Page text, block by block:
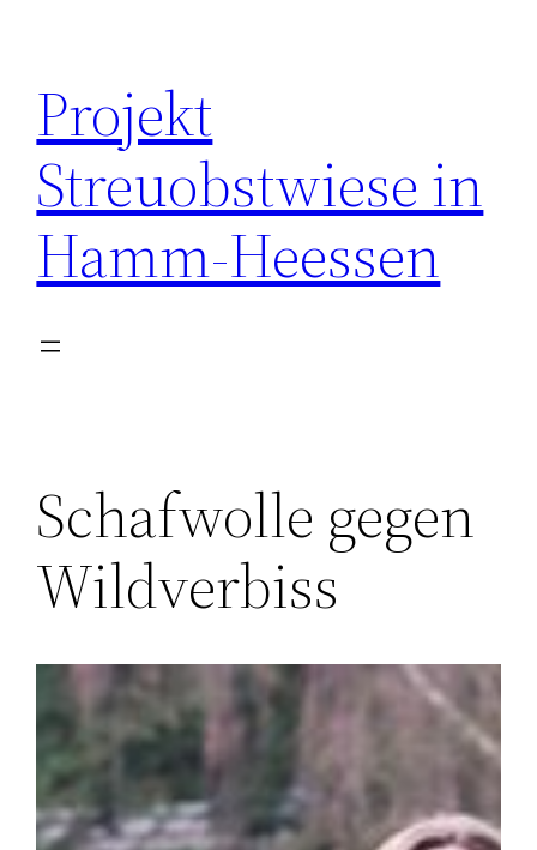
springen
Projekt
Streuobstwiese in
Hamm-Heessen
Schafwolle gegen
Wildverbiss